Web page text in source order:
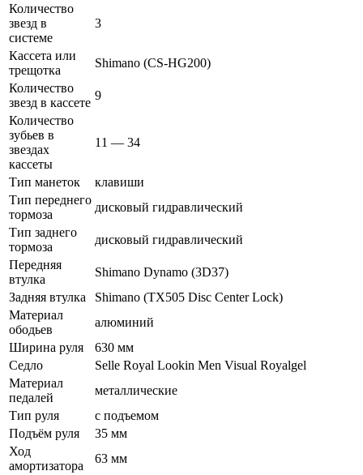
Количество
звезд в
системе
3
Кассета или
трещотка
Shimano (CS-HG200)
Количество
звезд в кассете
9
Количество
зубьев в
звездах
кассеты
11 — 34
Тип манеток
клавиши
Тип переднего
тормоза
дисковый гидравлический
Тип заднего
тормоза
дисковый гидравлический
Передняя
втулка
Shimano Dynamo (3D37)
Задняя втулка
Shimano (TX505 Disc Center Lock)
Материал
ободьев
алюминий
Ширина руля
630 мм
Седло
Selle Royal Lookin Men Visual Royalgel
Материал
педалей
металлические
Тип руля
с подъемом
Подъём руля
35 мм
Ход
амортизатора
63 мм